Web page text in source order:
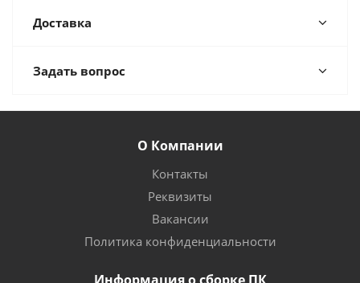
Доставка
Задать вопрос
О Компании
Контакты
Реквизиты
Вакансии
Политика конфиденциальности